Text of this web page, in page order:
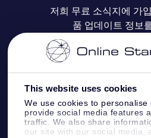
This website uses cookies
We use cookies to
provide social media features
traffic. We also share
our site with our social media,
OSR 상품권
기업 선물
맞춤 별 페이지
One Million Stars
Fly me to the stars VR 앱
결제 정보
배송 정보
환불 정책
별자리
저희 무료 소식지에 가
품 업데이트 정보